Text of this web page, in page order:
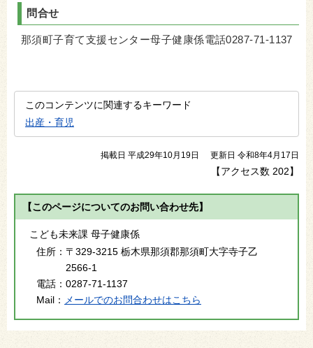
問合せ
那須町子育て支援センター母子健康係電話0287-71-1137
このコンテンツに関連するキーワード
出産・育児
掲載日 平成29年10月19日 更新日 令和8年4月17日
【アクセス数 202】
【このページについてのお問い合わせ先】
こども未来課 母子健康係
住所： 〒329-3215 栃木県那須郡那須町大字寺子乙
2566-1
電話： 0287-71-1137
Mail： メールでのお問合わせはこちら